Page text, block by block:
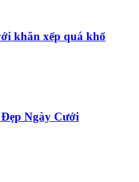
khăn xếp quá khổ
Ngày Cưới